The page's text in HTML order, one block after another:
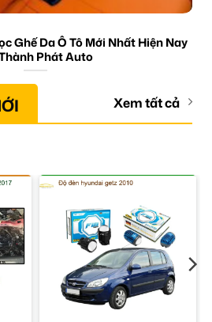
Ghế Da Ô Tô Mới Nhất Hiện Nay
Phát Auto
Xem tất cả